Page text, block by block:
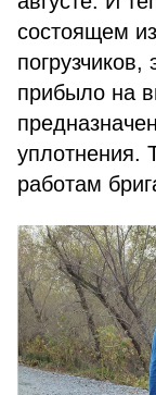
состоящем
погрузчиков,
прибыло на
уплотнения.
работам